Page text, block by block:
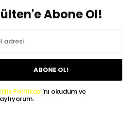
Abone Ol!
ABONE OL!
Politikası'nı okudum ve